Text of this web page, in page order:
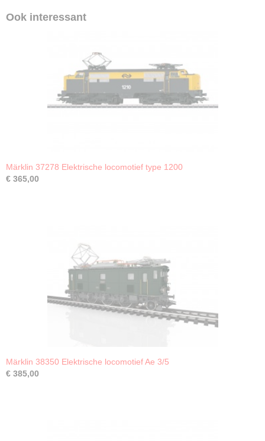
Ook interessant
Märklin 37278 Elektrische locomotief type 1200
€ 365,00
Märklin 38350 Elektrische locomotief Ae 3/5
€ 385,00